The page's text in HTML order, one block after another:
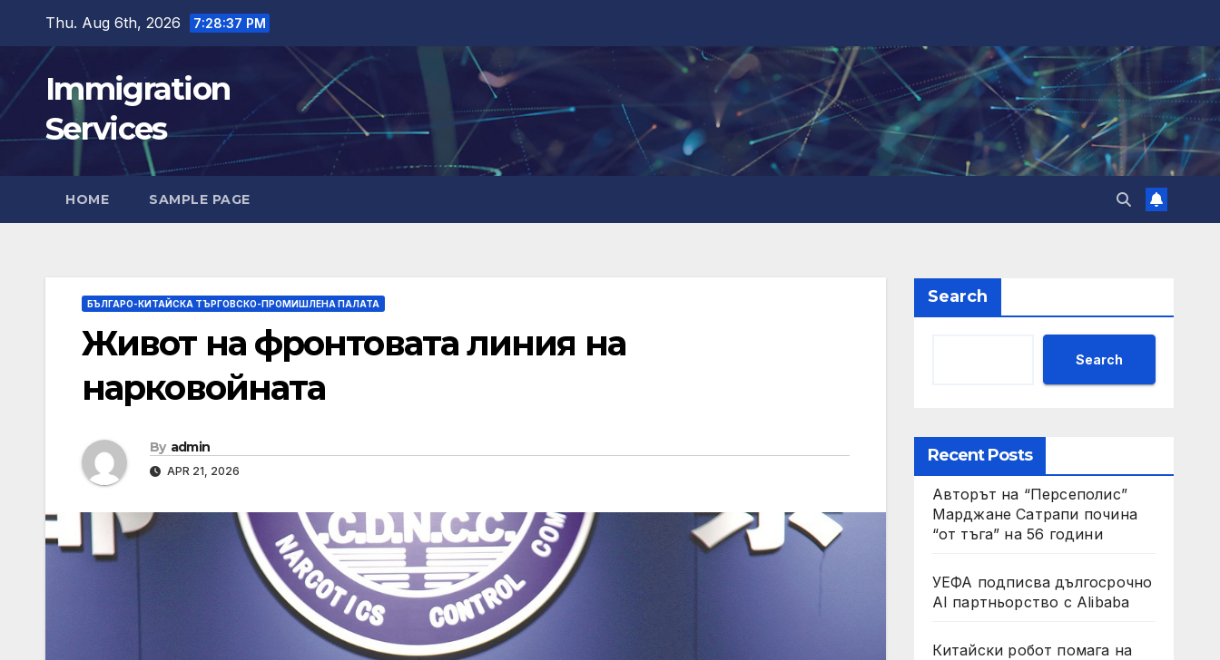
content
Thu. Aug 6th, 2026 7:28:39 PM
Immigration
Services
HOME SAMPLE PAGE
БЪЛГАРО-КИТАЙСКА ТЪРГОВСКО-ПРОМИШЛЕНА ПАЛАТА
Живот на фронтовата линия на
нарковойната
By admin
APR 21, 2026
Search
Search
Recent Posts
Авторът на “Персеполис”
Марджане Сатрапи почина
“от тъга” на 56 години
УЕФА подписва дългосрочно
AI партньорство с Alibaba
Китайски робот помага на